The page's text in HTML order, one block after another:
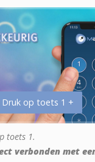
Druk op toets 1 +
toets 1.
verbonden met